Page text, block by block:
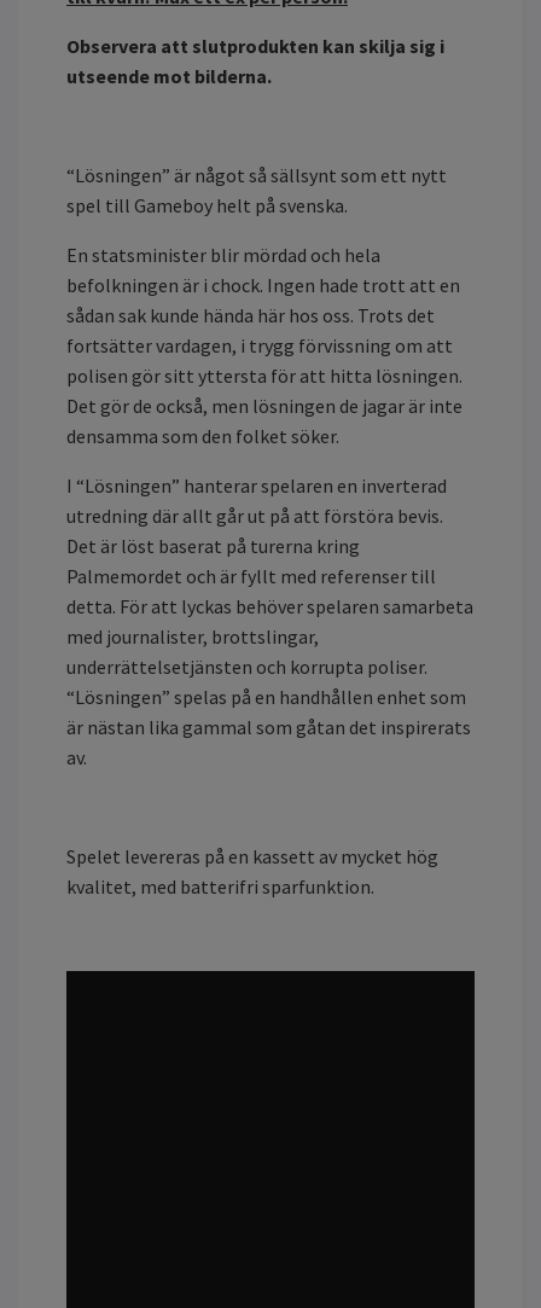
Observera att slutprodukten kan skilja sig i
utseende mot bilderna.
“Lösningen” är något så sällsynt som ett nytt
spel till Gameboy helt på svenska.
En statsminister blir mördad och hela
befolkningen är i chock. Ingen hade trott att en
sådan sak kunde hända här hos oss. Trots det
fortsätter vardagen, i trygg förvissning om att
polisen gör sitt yttersta för att hitta lösningen.
Det gör de också, men lösningen de jagar är inte
densamma som den folket söker.
I “Lösningen” hanterar spelaren en inverterad
utredning där allt går ut på att förstöra bevis.
Det är löst baserat på turerna kring
Palmemordet och är fyllt med referenser till
detta. För att lyckas behöver spelaren samarbeta
med journalister, brottslingar,
underrättelsetjänsten och korrupta poliser.
“Lösningen” spelas på en handhållen enhet som
är nästan lika gammal som gåtan det inspirerats
av.
Spelet levereras på en kassett av mycket hög
kvalitet, med batterifri sparfunktion.